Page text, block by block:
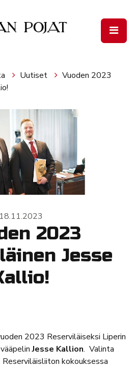
Uutiset
Vuoden 2023
18.11.2023
2023
Jesse
2023 Reserviläiseksi Liperin
Jesse Kallion. Valinta
kokouksessa